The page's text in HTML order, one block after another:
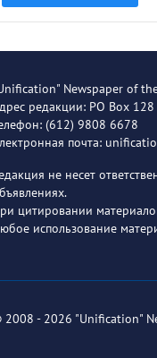
Newspaper of
редакции: PO Box 128
(612) 9808 6678
почта:
не несет
цитировании
использование
- 2026 "Unification"